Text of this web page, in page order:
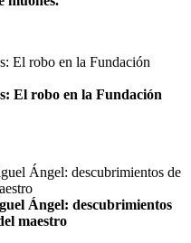
El robo en la Fundación
Ángel: descubrimientos
maestro